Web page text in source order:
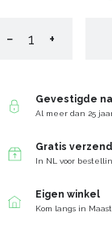
− +
Gevestigde
Al meer dan 25
Gratis
In NL voor
Eigen winkel
Kom langs in